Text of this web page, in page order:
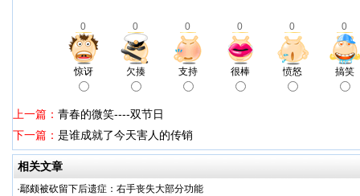
0 0 0 0 0 0
惊讶 欠揍 支持 很棒 愤怒 搞笑
上一篇： 青春的微笑----双节日
下一篇： 是谁成就了今天害人的传销
相关文章
·鄢颇被砍留下后遗症：右手丧失大部分功能